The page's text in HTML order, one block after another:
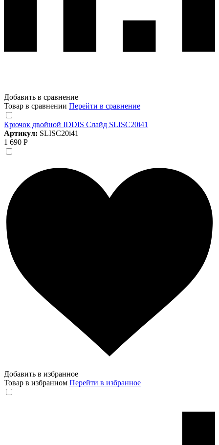
Добавить в сравнение
Товар в сравнении Перейти в сравнение
Крючок двойной IDDIS Слайд SLISC20i41
Артикул: SLISC20i41
1 690 Р
Добавить в избранное
Товар в избранном Перейти в избранное